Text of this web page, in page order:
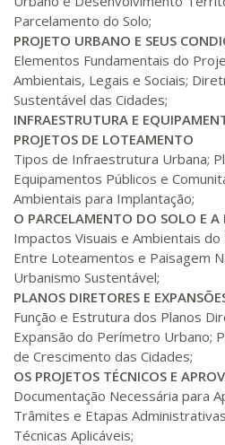
220 H 28dias 90 dias
240 H 30 dias 90dias
260 H 33dias 90dias
280 H 35dias 120dias
300 H 38dias 120dias
320 H 40dias 120dias
Parcelamento do Solo;
PROJETO URBANO E SEUS
Elementos Fundamentais do
Ambientais, Legais e Sociais;
Sustentável das Cidades;
INFRAESTRUTURA E
PROJETOS DE LOTEAMENTO
Tipos de Infraestrutura Urbana;
Equipamentos Públicos e
Ambientais para Implantação;
O PARCELAMENTO DO SOLO E
Impactos Visuais e Ambientais
Entre Loteamentos e Paisagem
Urbanismo Sustentável;
PLANOS DIRETORES E
Função e Estrutura dos Planos
Expansão do Perímetro Urbano;
de Crescimento das Cidades;
OS PROJETOS TÉCNICOS E
Documentação Necessária para
Trâmites e Etapas
Técnicas Aplicáveis;